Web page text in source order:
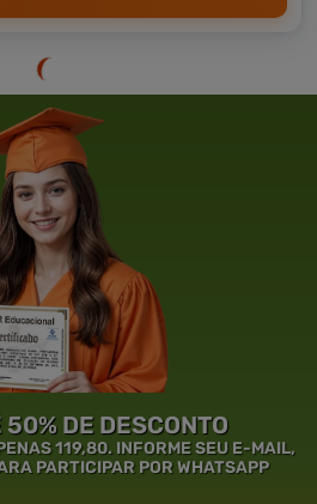
50% DE DESCONTO
119,80. INFORME SEU E-MAIL,
PARTICIPAR POR WHATSAPP